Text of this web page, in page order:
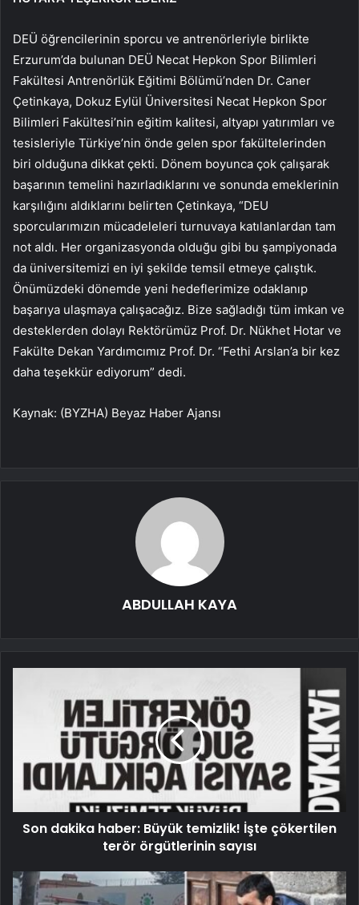
DEÜ öğrencilerinin sporcu ve antrenörleriyle birlikte
Erzurum’da bulunan DEÜ Necat Hepkon Spor Bilimleri
Fakültesi Antrenörlük Eğitimi Bölümü’nden Dr. Caner
Çetinkaya, Dokuz Eylül Üniversitesi Necat Hepkon Spor
Bilimleri Fakültesi’nin eğitim kalitesi, altyapı yatırımları ve
tesisleriyle Türkiye’nin önde gelen spor fakültelerinden
biri olduğuna dikkat çekti. Dönem boyunca çok çalışarak
başarının temelini hazırladıklarını ve sonunda emeklerinin
karşılığını aldıklarını belirten Çetinkaya, “DEU
sporcularımızın mücadeleleri turnuvaya katılanlardan tam
not aldı. Her organizasyonda olduğu gibi bu şampiyonada
da üniversitemizi en iyi şekilde temsil etmeye çalıştık.
Önümüzdeki dönemde yeni hedeflerimize odaklanıp
başarıya ulaşmaya çalışacağız. Bize sağladığı tüm imkan ve
desteklerden dolayı Rektörümüz Prof. Dr. Nükhet Hotar ve
Fakülte Dekan Yardımcımız Prof. Dr. “Fethi Arslan’a bir kez
daha teşekkür ediyorum” dedi.
Kaynak: (BYZHA) Beyaz Haber Ajansı
ABDULLAH KAYA
Son dakika haber: Büyük temizlik! İşte çökertilen
terör örgütlerinin sayısı